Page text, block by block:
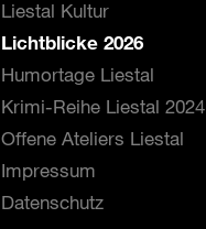
Liestal Kultur
Lichtblicke 2026
Humortage Liestal
Krimi-Reihe Liestal 2024
Offene Ateliers Liestal
Impressum
Datenschutz